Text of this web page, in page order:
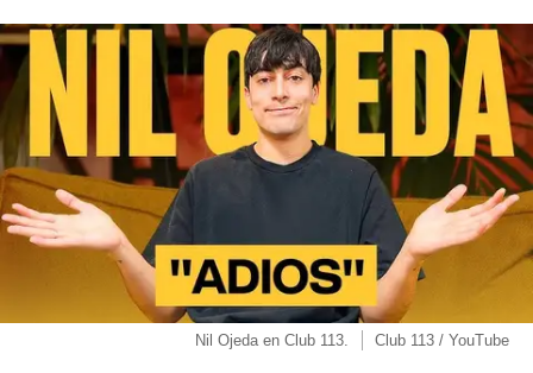
Nil Ojeda en Club 113. Club 113 / YouTube